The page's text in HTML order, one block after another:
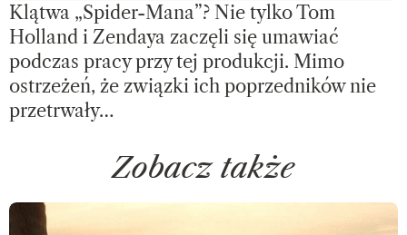
Klątwa „Spider-Mana”? Nie tylko Tom
Holland i Zendaya zaczęli się umawiać
podczas pracy przy tej produkcji. Mimo
ostrzeżeń, że związki ich poprzedników nie
przetrwały…
Zobacz także